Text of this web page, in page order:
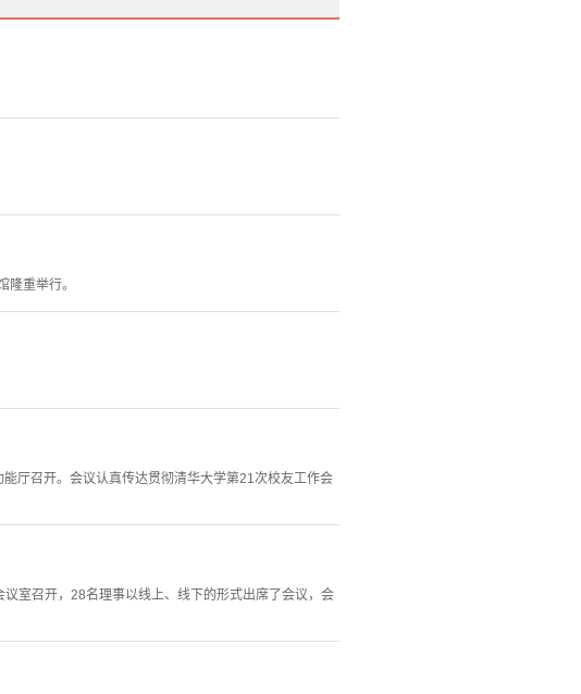
重举行。
厅召开。会议认真传达贯彻清华大学第21次校友工作会
室召开，28名理事以线上、线下的形式出席了会议，会